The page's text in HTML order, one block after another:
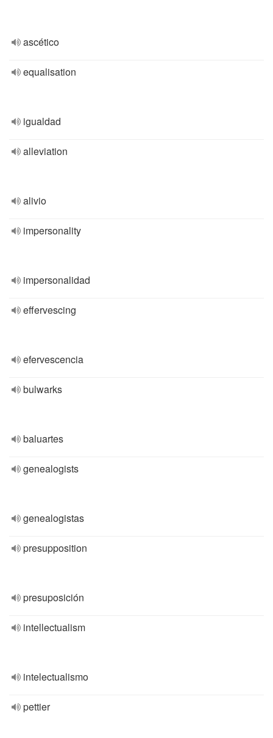
ascético
equalisation
igualdad
alleviation
alivio
impersonality
impersonalidad
effervescing
efervescencia
bulwarks
baluartes
genealogists
genealogistas
presupposition
presuposición
intellectualism
intelectualismo
pettier